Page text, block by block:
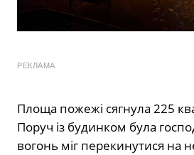
РЕКЛАМА
Площа пожежі сягнула 225
Поруч із будинком була
вогонь міг перекинутися на